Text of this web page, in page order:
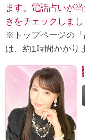
ます。電話占いが
きをチェックしまし
※トップページの「
は、約1時間かかり